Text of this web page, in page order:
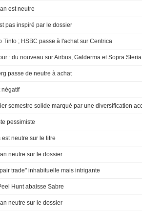
est neutre
pas inspiré par le dossier
Tinto ; HSBC passe à l'achat sur Centrica
: du nouveau sur Airbus, Galderma et Sopra Steria
passe de neutre à achat
négatif
pessimiste
est neutre sur le titre
neutre sur le dossier
trade" inhabituelle mais intrigante
Hunt abaisse Sabre
neutre sur le dossier